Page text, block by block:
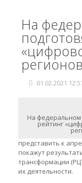
На
регионов
01.02.2021
На федеральном
рейтинг
представить к
покажут
трансформации
их деятельности.